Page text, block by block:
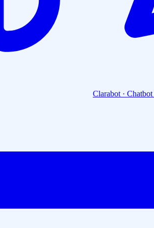
Clarabot · Chatbot